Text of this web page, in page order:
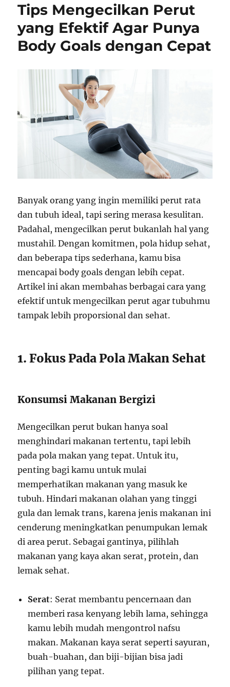
Tips Mengecilkan Perut
yang Efektif Agar Punya
Body Goals dengan Cepat
Banyak orang yang ingin memiliki perut rata
dan tubuh ideal, tapi sering merasa kesulitan.
Padahal, mengecilkan perut bukanlah hal yang
mustahil. Dengan komitmen, pola hidup sehat,
dan beberapa tips sederhana, kamu bisa
mencapai body goals dengan lebih cepat.
Artikel ini akan membahas berbagai cara yang
efektif untuk mengecilkan perut agar tubuhmu
tampak lebih proporsional dan sehat.
1. Fokus Pada Pola Makan Sehat
Konsumsi Makanan Bergizi
Mengecilkan perut bukan hanya soal
menghindari makanan tertentu, tapi lebih
pada pola makan yang tepat. Untuk itu,
penting bagi kamu untuk mulai
memperhatikan makanan yang masuk ke
tubuh. Hindari makanan olahan yang tinggi
gula dan lemak trans, karena jenis makanan ini
cenderung meningkatkan penumpukan lemak
di area perut. Sebagai gantinya, pilihlah
makanan yang kaya akan serat, protein, dan
lemak sehat.
Serat: Serat membantu pencernaan dan
memberi rasa kenyang lebih lama, sehingga
kamu lebih mudah mengontrol nafsu
makan. Makanan kaya serat seperti sayuran,
buah-buahan, dan biji-bijian bisa jadi
pilihan yang tepat.